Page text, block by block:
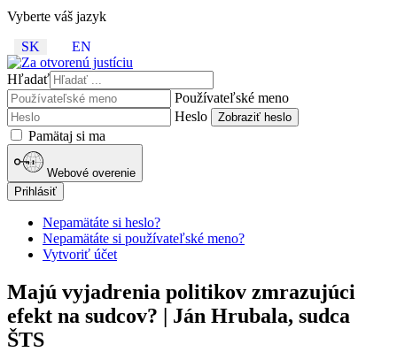
Vyberte váš jazyk
SK
EN
Hľadať
Používateľské meno
Heslo
Zobraziť heslo
Pamätaj si ma
Webové overenie
Prihlásiť
Nepamätáte si heslo?
Nepamätáte si používateľské meno?
Vytvoriť účet
Majú vyjadrenia politikov zmrazujúci
efekt na sudcov? | Ján Hrubala, sudca
ŠTS